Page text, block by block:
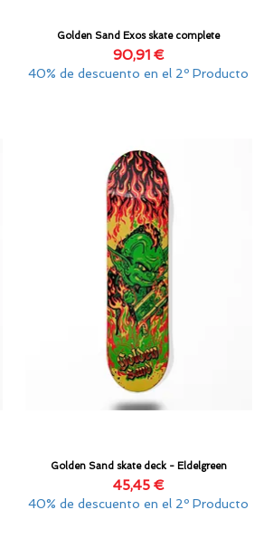
Vista rápida
Golden Sand Exos skate complete
Precio
90,91 €
40% de descuento en el 2º Producto
Vista rápida
Golden Sand skate deck - Eldelgreen
Precio
45,45 €
40% de descuento en el 2º Producto